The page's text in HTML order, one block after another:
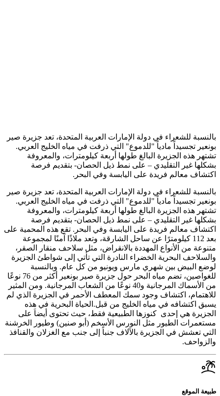
بالنسبة للشعراء في دولة الإمارات العربية المتحدة، تعد جزيرة صير
بونعير تجسيداً مادياً "للدموع" التي ذرفت في مياه الخليج العربي.
تشتهر هذه الجزيرة البالغ طولها أربعة كيلومترات، والمعروفة
بشكلها غير التقليدي – على نمط ذيل الحصان- بتقديم فرصة
اكتشاف معالم فريدة على اليابسة وفي البحر.
بالنسبة للشعراء في دولة الإمارات العربية المتحدة، تعد جزيرة صير
بونعير تجسيداً مادياً "للدموع" التي ذرفت في مياه الخليج العربي.
تشتهر هذه الجزيرة البالغ طولها أربعة كيلومترات، والمعروفة
بشكلها غير التقليدي – على نمط ذيل الحصان- بتقديم فرصة
اكتشاف معالم فريدة على اليابسة وفي البحر. تقع هذه المحمية على
بعد 112 كيلومترًا عن ساحل الشارقة، وتعد ملاذًا آمنًا لمجموعة
متنوعة من الأنواع المهددة بالانقراض، مثل سلاحف منقار الصقر،
والسلاحف البحرية الخضراء النادرة التي تأتي إلى شواطئ الجزيرة
لوضع البيض بين شهري مارس ويونيو من كل عام. وبالنسبة
للغواصين، تضم مياه البحر حول جزيرة صير بونعير أكثر من 76 نوعًا
من الأسماك المرجانية و40 نوعًا من الشعاب المرجانية. ومن المثير
للاهتمام، اكتشاف وجود سمك المعطف الأحمر في الجزيرة الذي لم
يسبق اكتشافه في مياه الخليج من قبل.الحياة البحرية في هذه
الجزيرة هي إحدى كنوزها الطبيعية فقط، حيث تحتوى أيضاَ على
مستعمرات الطيور مثل النورس الأسخم (أبو صنين) وطيور الخرشنة
التي تعشش في الجزيرة بالآلاف جنباً إلى جنب مع الغزلان والقنافذ
والزواحف.
طبيعة الموقع